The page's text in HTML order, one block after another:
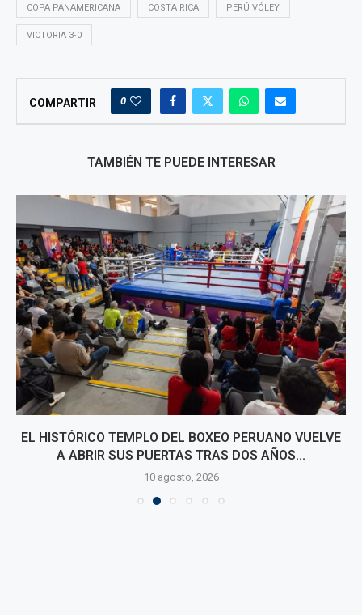
COPA PANAMERICANA COSTA RICA PERÚ VÓLEY
VICTORIA 3‑0
COMPARTIR 0
TAMBIÉN TE PUEDE INTERESAR
EL HISTÓRICO TEMPLO DEL BOXEO PERUANO VUELVE
A ABRIR SUS PUERTAS TRAS DOS AÑOS...
10 agosto, 2026